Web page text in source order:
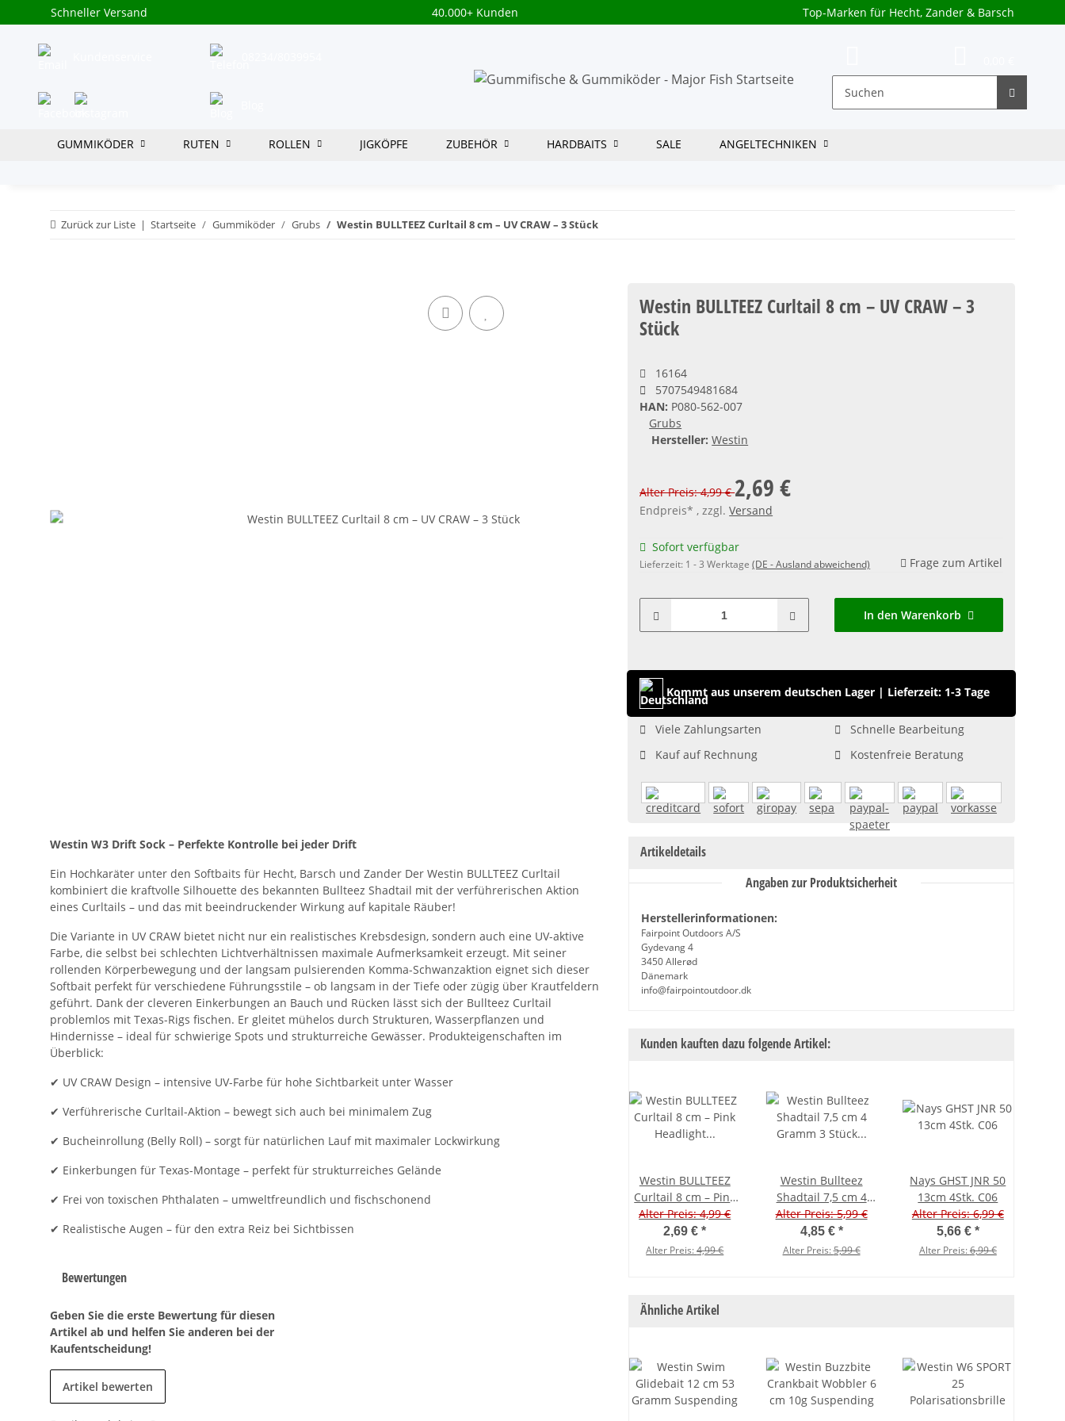
Schneller Versand 40.000+ Kunden Top-Marken für Hecht, Zander & Barsch
GUMMIKÖDER RUTEN ROLLEN JIGKÖPFE ZUBEHÖR HARDBAITS SALE ANGELTECHNIKEN
Zurück zur Liste Startseite Gummiköder Grubs Westin BULLTEEZ Curltail 8 cm – UV CRAW – 3 Stück
Westin BULLTEEZ Curltail 8 cm – UV CRAW – 3
Stück
16164
5707549481684
HAN: P080-562-007
Grubs
Hersteller: Westin
Alter Preis: 4,99 €2,69 €
Endpreis* , zzgl.Versand
Sofort verfügbar
Lieferzeit: 1 - 3 Werktage(DE - Ausland abweichend) Frage zum Artikel
In den Warenkorb
Kommt aus unserem deutschen Lager | Lieferzeit: 1-3 Tage
Viele Zahlungsarten
Schnelle Bearbeitung
Kauf auf Rechnung
Kostenfreie Beratung
Westin W3 Drift Sock – Perfekte Kontrolle bei jeder Drift
Ein Hochkaräter unter den Softbaits für Hecht, Barsch und Zander Der Westin BULLTEEZ Curltail
kombiniert die kraftvolle Silhouette des bekannten Bullteez Shadtail mit der verführerischen Aktion
eines Curltails – und das mit beeindruckender Wirkung auf kapitale Räuber!
Die Variante in UV CRAW bietet nicht nur ein realistisches Krebsdesign, sondern auch eine UV-aktive
Farbe, die selbst bei schlechten Lichtverhältnissen maximale Aufmerksamkeit erzeugt. Mit seiner
rollenden Körperbewegung und der langsam pulsierenden Komma-Schwanzaktion eignet sich dieser
Softbait perfekt für verschiedene Führungsstile – ob langsam in der Tiefe oder zügig über Krautfeldern
geführt. Dank der cleveren Einkerbungen an Bauch und Rücken lässt sich der Bullteez Curltail
problemlos mit Texas-Rigs fischen. Er gleitet mühelos durch Strukturen, Wasserpflanzen und
Hindernisse – ideal für schwierige Spots und strukturreiche Gewässer. Produkteigenschaften im
Überblick:
✔ UV CRAW Design – intensive UV-Farbe für hohe Sichtbarkeit unter Wasser
✔ Verführerische Curltail-Aktion – bewegt sich auch bei minimalem Zug
✔ Bucheinrollung (Belly Roll) – sorgt für natürlichen Lauf mit maximaler Lockwirkung
✔ Einkerbungen für Texas-Montage – perfekt für strukturreiches Gelände
✔ Frei von toxischen Phthalaten – umweltfreundlich und fischschonend
✔ Realistische Augen – für den extra Reiz bei Sichtbissen
Bewertungen
Geben Sie die erste Bewertung für diesen
Artikel ab und helfen Sie anderen bei der
Kaufentscheidung!
Artikel bewerten
Artikeldetails
Angaben zur Produktsicherheit
Herstellerinformationen:
Fairpoint Outdoors A/S
Gydevang 4
3450 Allerød
Dänemark
info@fairpointoutdoor.dk
Kunden kauften dazu folgende Artikel:
Westin BULLTEEZ
Curltail 8 cm – Pink
Headlight – 3 Stück
Alter Preis: 4,99 €
2,69 €*
Alter Preis:4,99 €
Westin Bullteez
Shadtail 7,5 cm 4
Gramm 3 Stück
Fireflash
Alter Preis: 5,99 €
4,85 € *
Alter Preis:5,99 €
Nays GHST JNR 50
13cm 4Stk. C06
Alter Preis: 6,99 €
5,66 € *
Alter Preis:6,99 €
Ähnliche Artikel